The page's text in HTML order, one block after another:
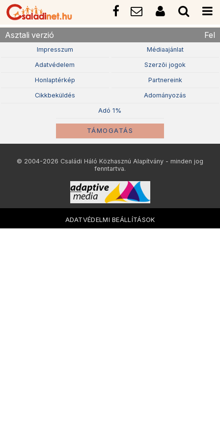
Asztali verzió Fel
Impresszum Médiaajánlat
Adatvédelem Szerzõi jogok
Honlaptérkép Partnereink
Cikkbeküldés Adományozás
Adó 1%
TÁMOGATÁS
© 2004-2026 Családi Háló Közhasznú Alapítvány - minden jog
fenntartva.
ADATVÉDELMI BEÁLLÍTÁSOK